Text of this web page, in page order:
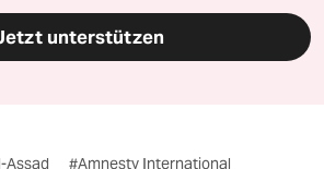
unterstützen
Assad
#Amnesty International